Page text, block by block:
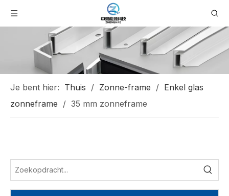
Je bent hier: Thuis / Zonne-frame / Enkel glas
zonneframe / 35 mm zonneframe